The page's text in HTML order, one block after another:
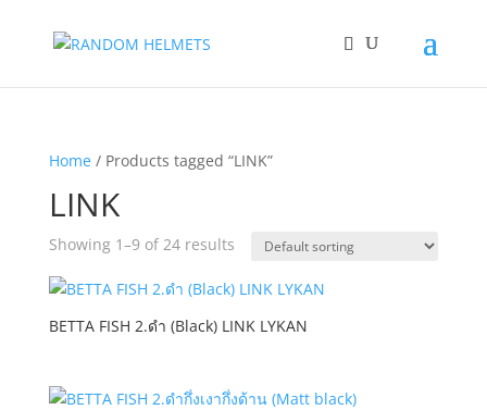
Home/ Products tagged “LINK”
LINK
Showing 1–9 of 24 results
BETTA FISH 2.ดำ (Black) LINK LYKAN